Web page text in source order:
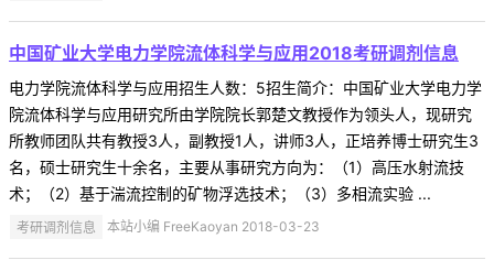
中国矿业大学电力学院流体科学与应用2018考研调剂信息
电力学院流体科学与应用招生人数：5招生简介：中国矿业大学电力学
院流体科学与应用研究所由学院院长郭楚文教授作为领头人，现研究
所教师团队共有教授3人，副教授1人，讲师3人，正培养博士研究生3
名，硕士研究生十余名，主要从事研究方向为：（1）高压水射流技
术；（2）基于湍流控制的矿物浮选技术；（3）多相流实验 ...
考研调剂信息 本站小编 FreeKaoyan 2018-03-23